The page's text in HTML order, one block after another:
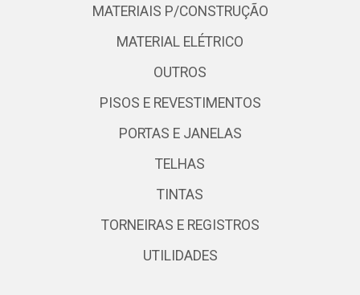
MATERIAIS P/CONSTRUÇÃO
MATERIAL ELÉTRICO
OUTROS
PISOS E REVESTIMENTOS
PORTAS E JANELAS
TELHAS
TINTAS
TORNEIRAS E REGISTROS
UTILIDADES